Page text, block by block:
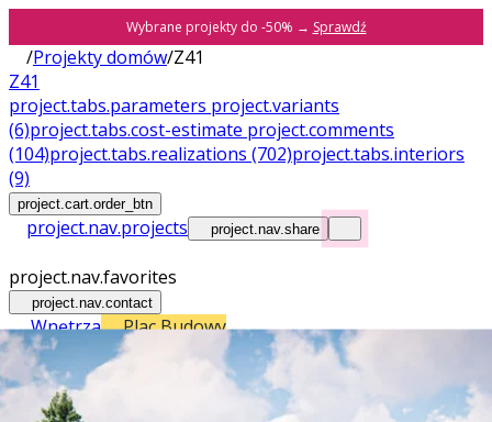
Wybrane projekty do -50% → Sprawdź
/Projekty domów/Z41
Z41
project.tabs.parameters project.variants
(6)project.tabs.cost-estimate project.comments
(104)project.tabs.realizations (702)project.tabs.interiors
(9)
project.cart.order_btn
project.nav.projects project.nav.share
project.nav.favorites
project.nav.contact
Wnętrza Plac Budowy